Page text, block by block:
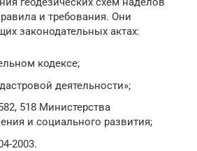
и требования. Они
законодательных актах:
кодексе;
деятельности»;
518 Министерства
и социального развития;
2003.